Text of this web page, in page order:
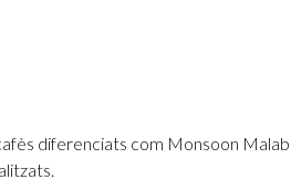
diferenciats com Monsoon